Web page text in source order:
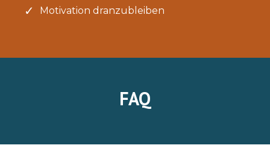
Motivation dranzubleiben
FAQ